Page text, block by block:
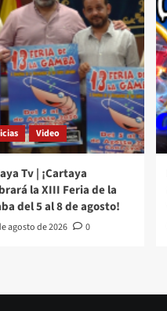
Video
Tv | ¡Cartaya
la XIII Feria de la
del 5 al 8 de agosto!
agosto de 2026 0